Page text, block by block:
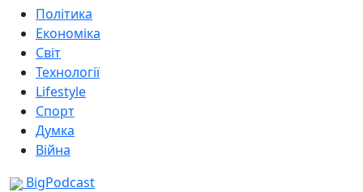
Політика
Економіка
Світ
Технології
Lifestyle
Спорт
Думка
Війна
BigPodcast